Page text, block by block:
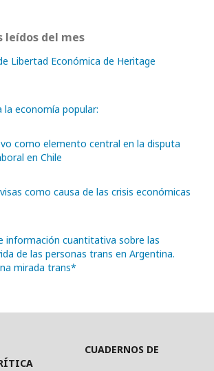
leídos del mes
Libertad Económica de Heritage
la economía popular:
como elemento central en la disputa
en Chile
como causa de las crisis económicas
información cuantitativa sobre las
de las personas trans en Argentina.
mirada trans*
CUADERNOS DE